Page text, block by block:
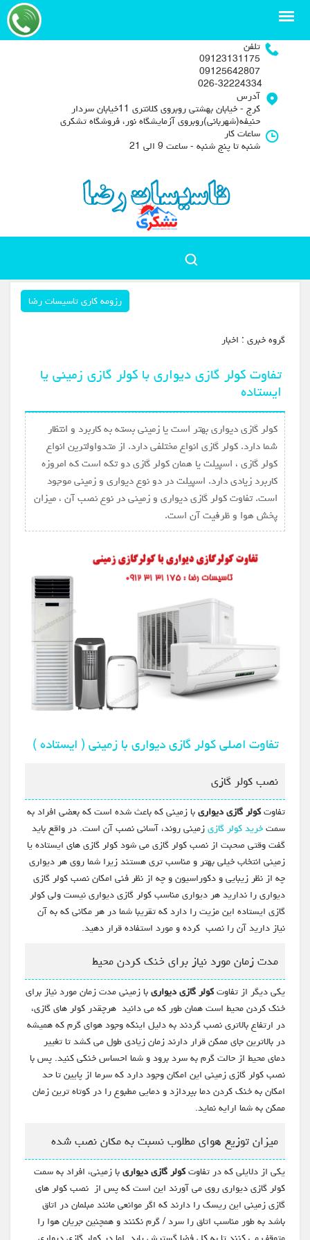
تلفن
09123131175
09125642807
آدرس
کرج - خیابان بهشتی روبروی کلانتری 11خیابان سردار
حنیفه(شهربانی)روبروی آزمایشگاه نور، فروشگاه تشکری
ساعات کار
شنبه تا پنج شنبه - ساعت 9 الی 21
رزومه کاری تاسیسات رضا
گروه خبري : اخبار
تفاوت کولر گازی دیواری با کولر گازی زمینی یا
ایستاده
کولر گازی دیواری بهتر است یا زمینی بسته به کاربرد و انتظار
شما دارد. کولر گازی انواع مختلفی دارد. از متدواولترین انواع
کولر گازی ، اسپیلت یا همان کولر گازی دو تکه است که امروزه
کاربرد زیادی دارد. اسپیلت در دو نوع دیواری و زمینی موجود
است. تفاوت کولر گازی دیواری و زمینی در نوع نصب آن ، میزان
پخش هوا و ظرفیت آن است.
تفاوت اصلی کولر گازی دیواری با زمینی ( ایستاده )
نصب کولر گازی
تفاوتکولر گازی دیواریبا زمینی که باعث شده است که بعضی افراد به
سمتخرید کولر گازیزمینی روند، آسانی نصب آن است. در واقع باید
گفت وقتی صحبت از نصب کولر گازی می شود کولر گازی های ایستاده یا
زمینی انتخاب خیلی بهتر و مناسب تری هستند زیرا شما روی هر دیواری
چه از نظر زیبایی و دکوراسیون و چه از نظر فنی امکان نصب کولر گازی
دیواری را ندارید هر دیواری مناسب کولر گازی دیواری نیست ولی کولر
گازی ایستاده این مزیت را دارد که تقریبا شما در هر مکانی که به آن
نیاز دارید آن را نصب کرده و مورد استفاده قرار دهید.
مدت زمان مورد نیاز برای خنک کردن محیط
یکی دیگر از تفاوتکولر گازی دیواریبا زمینی مدت زمان مورد نیاز برای
خنک کردن محیط است همان طور که می دانید هرچقدر کولر های گازی،
در ارتفاع بالاتری نصب گردند به دلیل اینکه وجود هوای گرم که همیشه
در بالاترین جای ممکن قرار دارند زمان زیادی طول می کشد تا تغییر
دمای محیط از حالت گرم به سرد برود و شما احساس خنکی کنید. پس با
نصب کولر گازی زمینی این امکان وجود دارد که سرما از پایین تا حد
امکان به خنک کردن دما بپردازد و دمایی مطبوع را در کوتاه ترین زمان
ممکن به شما ارایه نماید.
میزان توزیع هوای مطلوب نسبت به مکان نصب شده
یکی از دلایلی که در تفاوتکولر گازی دیواریبا زمینی، افراد به سمت
کولر گازی دیواری روی می آورند این است که پس از نصب کولر های
گازی زمینی این ریسک را دارند که اگر موانعی مانند مبلمان در اتاق
باشد به طور مناسب اتاق را سرد / گرم نکنند و همچنین جریان هوا را